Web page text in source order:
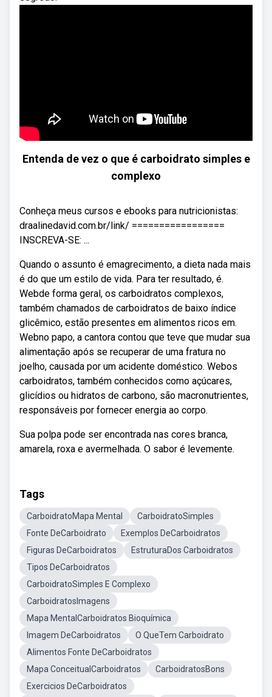
Entenda de vez o que é carboidrato simples e
complexo
Conheça meus cursos e ebooks para nutricionistas:
draalinedavid.com.br/link/ =================
INSCREVA-SE: ...
Quando o assunto é emagrecimento, a dieta nada mais
é do que um estilo de vida. Para ter resultado, é.
Webde forma geral, os carboidratos complexos,
também chamados de carboidratos de baixo índice
glicêmico, estão presentes em alimentos ricos em.
Webno papo, a cantora contou que teve que mudar sua
alimentação após se recuperar de uma fratura no
joelho, causada por um acidente doméstico. Webos
carboidratos, também conhecidos como açúcares,
glicídios ou hidratos de carbono, são macronutrientes,
responsáveis por fornecer energia ao corpo.
Sua polpa pode ser encontrada nas cores branca,
amarela, roxa e avermelhada. O sabor é levemente.
Tags
CarboidratoMapa Mental
CarboidratoSimples
Fonte DeCarboidrato
Exemplos DeCarboidratos
Figuras DeCarboidratos
EstruturaDos Carboidratos
Tipos DeCarboidratos
CarboidratoSimples E Complexo
CarboidratosImagens
Mapa MentalCarboidratos Bioquímica
Imagem DeCarboidratos
O QueTem Carboidrato
Alimentos Fonte DeCarboidratos
Mapa ConceitualCarboidratos
CarboidratosBons
Exercicios DeCarboidratos